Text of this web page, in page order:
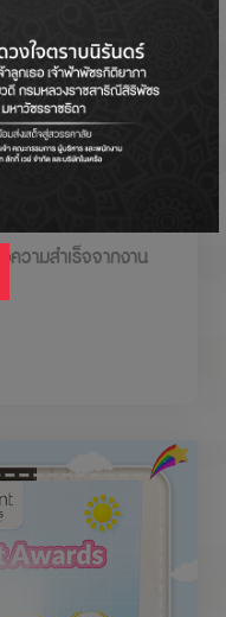
น TikTok Shop
วามสำเร็จจากงาน